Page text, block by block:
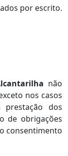
por escrito.
não
nos casos
dos
de obrigações
consentimento